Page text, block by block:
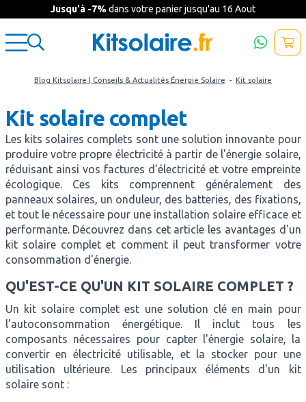
Jusqu'à -7% dans votre panier jusqu'au 16 Aout
Blog Kitsolaire | Conseils & Actualités Énergie Solaire - Kit solaire
Kit solaire complet
Les kits solaires complets sont une solution innovante pour
produire votre propre électricité à partir de l'énergie solaire,
réduisant ainsi vos factures d'électricité et votre empreinte
écologique. Ces kits comprennent généralement des
panneaux solaires, un onduleur, des batteries, des fixations,
et tout le nécessaire pour une installation solaire efficace et
performante. Découvrez dans cet article les avantages d'un
kit solaire complet et comment il peut transformer votre
consommation d'énergie.
QU'EST-CE QU'UN KIT SOLAIRE COMPLET ?
Un kit solaire complet est une solution clé en main pour
l'autoconsommation énergétique. Il inclut tous les
composants nécessaires pour capter l'énergie solaire, la
convertir en électricité utilisable, et la stocker pour une
utilisation ultérieure. Les principaux éléments d'un kit
solaire sont :